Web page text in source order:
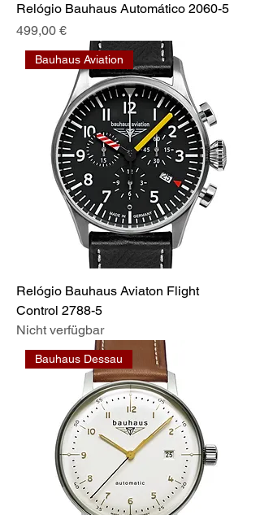
Relógio Bauhaus Automático 2060-5
Preis
499,00 €
Bauhaus Aviation
Relógio Bauhaus Aviaton Flight
Control 2788-5
Nicht verfügbar
Bauhaus Dessau